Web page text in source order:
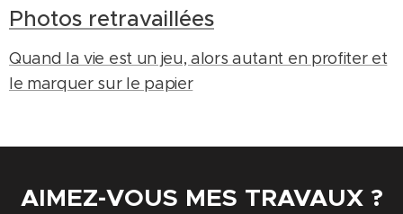
Photos retravaillées
Quand la vie est un jeu, alors autant en profiter et
le marquer sur le papier
AIMEZ-VOUS MES TRAVAUX ?